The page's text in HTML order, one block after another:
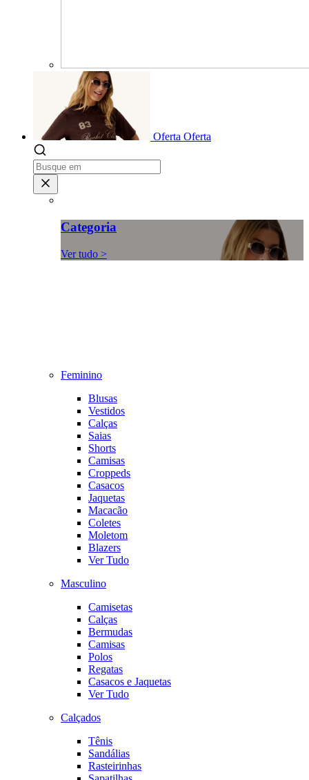
Oferta Oferta
Categoria
Ver tudo >
Feminino
Blusas
Vestidos
Calças
Saias
Shorts
Camisas
Croppeds
Casacos
Jaquetas
Macacão
Coletes
Moletom
Blazers
Ver Tudo
Masculino
Camisetas
Calças
Bermudas
Camisas
Polos
Regatas
Casacos e Jaquetas
Ver Tudo
Calçados
Tênis
Sandálias
Rasteirinhas